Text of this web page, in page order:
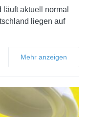
aktuell normal
liegen auf
Mehr anzeigen